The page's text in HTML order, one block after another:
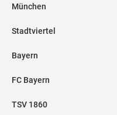
München
Stadtviertel
Bayern
FC Bayern
TSV 1860